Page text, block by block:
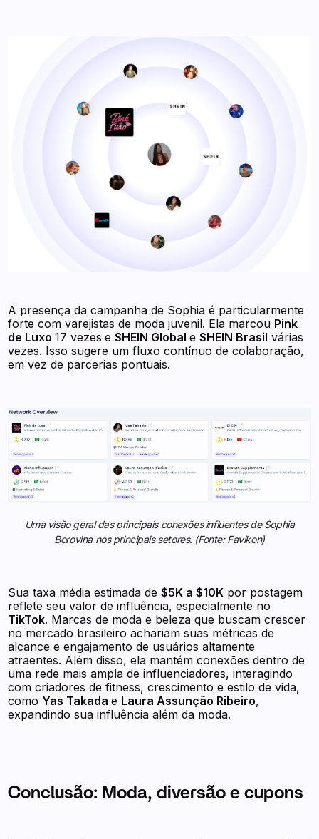
A presença da campanha de Sophia é particularmente
forte com varejistas de moda juvenil. Ela marcou Pink
de Luxo17 vezes eSHEIN GlobaleSHEIN Brasil várias
vezes. Isso sugere um fluxo contínuo de colaboração,
em vez de parcerias pontuais.
Uma visão geral das principais conexões influentes de Sophia
Borovina nos principais setores. (Fonte: Favikon)
Sua taxa média estimada de$5K a $10K por postagem
reflete seu valor de influência, especialmente no
TikTok. Marcas de moda e beleza que buscam crescer
no mercado brasileiro achariam suas métricas de
alcance e engajamento de usuários altamente
atraentes. Além disso, ela mantém conexões dentro de
uma rede mais ampla de influenciadores, interagindo
com criadores de fitness, crescimento e estilo de vida,
como Yas Takadae Laura Assunção Ribeiro,
expandindo sua influência além da moda.
Conclusão: Moda, diversão e cupons